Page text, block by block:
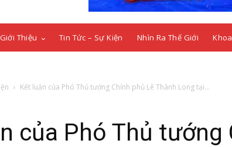
Giới Thiệu Tin Tức – Sự Kiện Nhìn Ra Thế Giới
Kết luận của Phó Thủ tướng Chính phủ Lê Thành Long tại...
của Phó Thủ tướng